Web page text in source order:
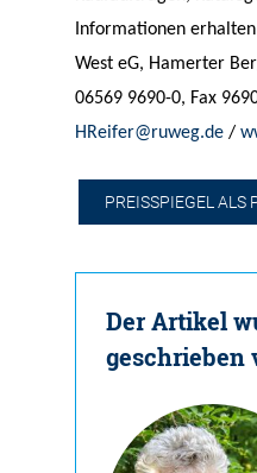
Informationen
West eG, Hamerter
06569 9690-0, Fax
HReifer@ruweg.de /
PREISSPIEGEL ALS
Der Artikel
geschrieben